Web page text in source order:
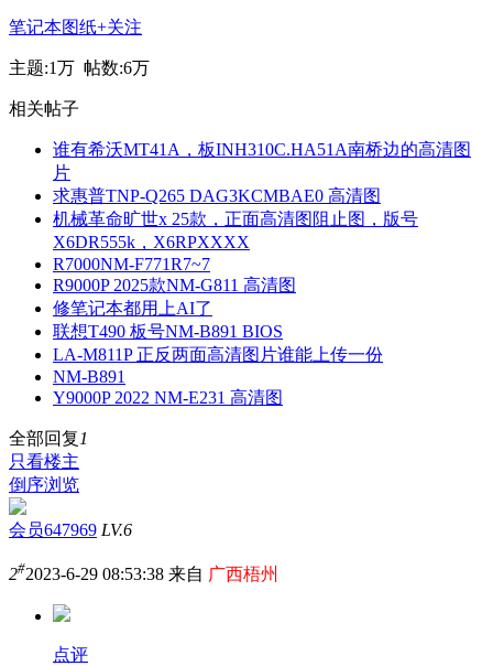
笔记本图纸+关注
主题:1万 帖数:6万
相关帖子
谁有希沃MT41A，板INH310C.HA51A南桥边的高清图
片
求惠普TNP-Q265 DAG3KCMBAE0 高清图
机械革命旷世x 25款，正面高清图阻止图，版号
X6DR555k，X6RPXXXX
R7000NM-F771R7~7
R9000P 2025款NM-G811 高清图
修笔记本都用上AI了
联想T490 板号NM-B891 BIOS
LA-M811P 正反两面高清图片谁能上传一份
NM-B891
Y9000P 2022 NM-E231 高清图
全部回复 1
只看楼主
倒序浏览
会员647969 LV.6
2#2023-6-29 08:53:38 来自 广西梧州
点评